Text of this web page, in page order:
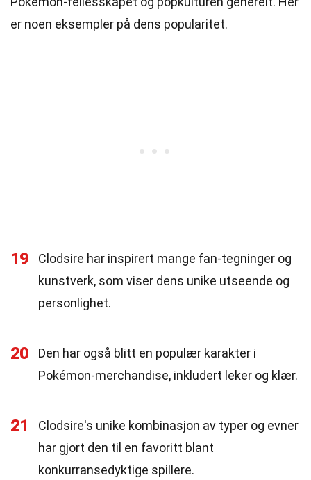
er noen eksempler på dens popularitet.
19
Clodsire har inspirert mange fan-tegninger og
kunstverk, som viser dens unike utseende og
personlighet.
20
Den har også blitt en populær karakter i
Pokémon-merchandise, inkludert leker og klær.
21
Clodsire's unike kombinasjon av typer og evner
har gjort den til en favoritt blant
konkurransedyktige spillere.